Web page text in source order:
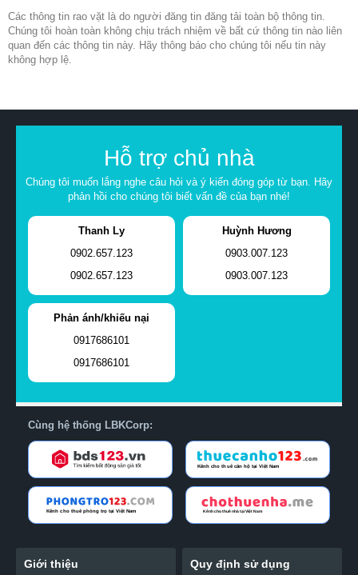
Các thông tin rao vặt là do người đăng tin đăng tải toàn bộ thông tin.
Chúng tôi hoàn toàn không chịu trách nhiệm về bất cứ thông tin nào liên
quan đến các thông tin này. Hãy thông báo cho chúng tôi nếu tin này
không hợp lệ.
Hỗ trợ chủ nhà
Chúng tôi muốn lắng nghe câu hỏi và ý kiến đóng góp từ bạn. Hãy
phản hồi cho chúng tôi biết vấn đề của bạn nhé!
Thanh Ly
0902.657.123
0902.657.123
Huỳnh Hương
0903.007.123
0903.007.123
Phản ánh/khiếu nại
0917686101
0917686101
Cùng hệ thống LBKCorp:
Giới thiệu Quy định sử dụng